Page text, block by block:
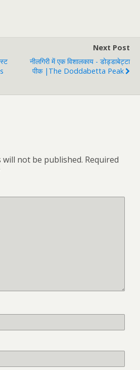
Next Post
नीलगिरी में एक विशालकाय - डोड्डाबेट्टा
पीक |The Doddabetta Peak
will not be published. Required